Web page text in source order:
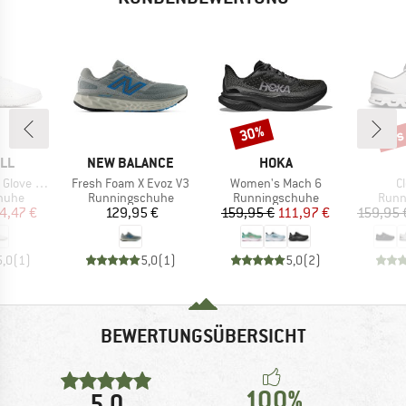
6 Boa
Preis
€
(1)
MARKE
NEW BALANCE
Artikel
Fresh Foam X Evoz V3
Produktgruppe
Runningschuhe
Preis
129,95 €
5,0(1)
MARKE
HOKA
Artikel
Women's Mach 6
Produktgruppe
Runningschuhe
Preis
159,95 €reduzierter Preis
111,97 €
5,0(2)
Rabatt
30%
159,95
BEWERTUNGSÜBERSICHT